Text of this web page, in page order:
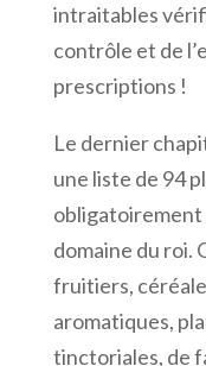
intraitables
contrôle et de
prescriptions !
Le dernier
une liste de 94
obligatoirement
domaine du roi.
fruitiers,
aromatiques,
tinctoriales, de